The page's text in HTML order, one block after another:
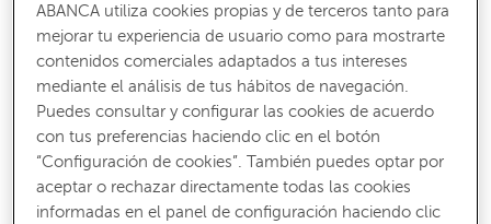
1.Menor inversión y costes
Los modelos de negocio online generan menos costes y
una inversión más reducida que los tradicionales. Alquilar
o mantener un local ya no es necesario y requieren de
menos personal contratado. Además, permiten trabajar
sin stock, bajo demanda, para no asumir riesgos
económicos.
ABANCA utiliza cookies propias y de terceros tanto para
mejorar tu experiencia de usuario como para mostrarte
contenidos comerciales adaptados a tus intereses
mediante el análisis de tus hábitos de navegación.
Puedes consultar y configurar las cookies de acuerdo
con tus preferencias haciendo clic en el botón
“Configuración de cookies”. También puedes optar por
aceptar o rechazar directamente todas las cookies
informadas en el panel de configuración haciendo clic